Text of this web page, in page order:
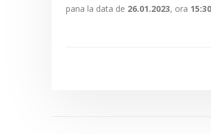
pana la data de 26.01.2023, ora 15:30